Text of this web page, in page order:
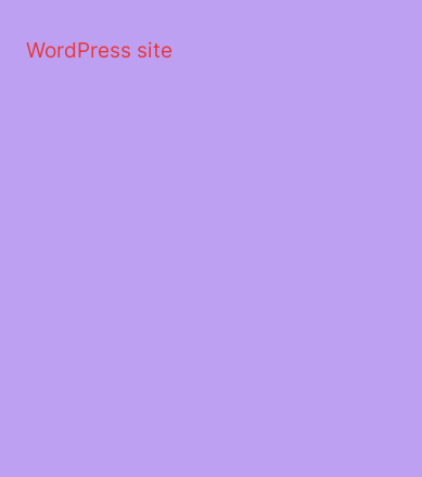
περιεχόμενο
WordPress site